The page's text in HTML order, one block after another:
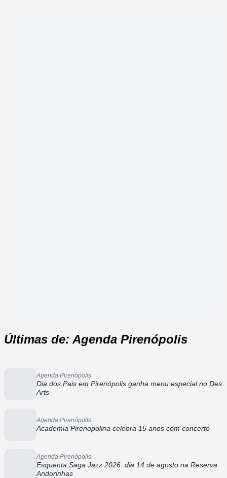
Últimas de: Agenda Pirenópolis
Agenda Pirenópolis
Dia dos Pais em Pirenópolis ganha menu especial no Des
Arts
Agenda Pirenópolis
Academia Pirenopolina celebra 15 anos com concerto
Agenda Pirenópolis
Esquenta Saga Jazz 2026: dia 14 de agosto na Reserva
Andorinhas